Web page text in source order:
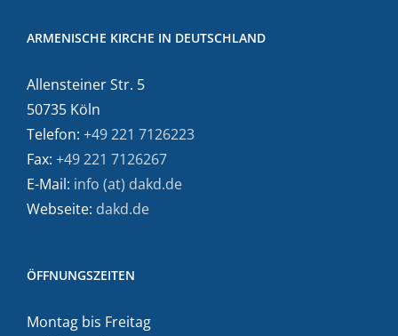
ARMENISCHE KIRCHE IN DEUTSCHLAND
Allensteiner Str. 5
50735 Köln
Telefon: +49 221 7126223
Fax: +49 221 7126267
E-Mail: info (at) dakd.de
Webseite: dakd.de
ÖFFNUNGSZEITEN
Montag bis Freitag